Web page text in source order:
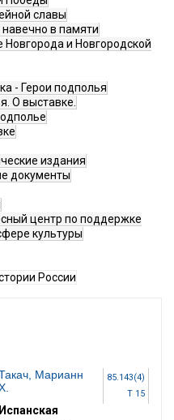
славы
в памяти
и Новгородской
- Герои подполья
О выставке.
издания
документы
центр по поддержке
культуры
России
85.143(4)
Т 15
Марианн
Испанская